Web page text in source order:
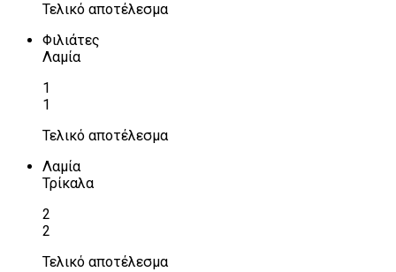
Τελικό αποτέλεσμα
Φιλιάτες
Λαμία
1
1
Τελικό αποτέλεσμα
Λαμία
Τρίκαλα
2
2
Τελικό αποτέλεσμα